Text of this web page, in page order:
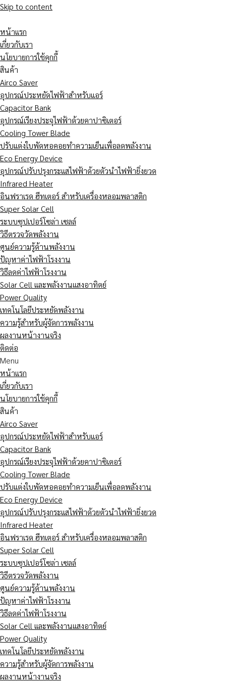
Skip to content
หน้าแรก
เกี่ยวกับเรา
นโยบายการใช้คุกกี้
สินค้า
Airco Saver
อุปกรณ์ประหยัดไฟฟ้าสำหรับแอร์
Capacitor Bank
อุปกรณ์เรียงประจุไฟฟ้าด้วยคาปาซิเตอร์
Cooling Tower Blade
ปรับแต่งใบพัดหอคอยทำความเย็นเพื่อลดพลังงาน
Eco Energy Device
อุปกรณ์ปรับปรุงกระแสไฟฟ้าด้วยตัวนำไฟฟ้ายิ่งยวด
Infrared Heater
อินฟราเรด ฮีทเตอร์ สำหรับเครื่องหลอมพลาสติก
Super Solar Cell
ระบบซุปเปอร์โซล่า เซลล์
วิธีตรวจวัดพลังงาน
ศูนย์ความรู้ด้านพลังงาน
ปัญหาค่าไฟฟ้าโรงงาน
วิธีลดค่าไฟฟ้าโรงงาน
Solar Cell และพลังงานแสงอาทิตย์
Power Quality
เทคโนโลยีประหยัดพลังงาน
ความรู้สำหรับผู้จัดการพลังงาน
ผลงานหน้างานจริง
ติดต่อ
Menu
หน้าแรก
เกี่ยวกับเรา
นโยบายการใช้คุกกี้
สินค้า
Airco Saver
อุปกรณ์ประหยัดไฟฟ้าสำหรับแอร์
Capacitor Bank
อุปกรณ์เรียงประจุไฟฟ้าด้วยคาปาซิเตอร์
Cooling Tower Blade
ปรับแต่งใบพัดหอคอยทำความเย็นเพื่อลดพลังงาน
Eco Energy Device
อุปกรณ์ปรับปรุงกระแสไฟฟ้าด้วยตัวนำไฟฟ้ายิ่งยวด
Infrared Heater
อินฟราเรด ฮีทเตอร์ สำหรับเครื่องหลอมพลาสติก
Super Solar Cell
ระบบซุปเปอร์โซล่า เซลล์
วิธีตรวจวัดพลังงาน
ศูนย์ความรู้ด้านพลังงาน
ปัญหาค่าไฟฟ้าโรงงาน
วิธีลดค่าไฟฟ้าโรงงาน
Solar Cell และพลังงานแสงอาทิตย์
Power Quality
เทคโนโลยีประหยัดพลังงาน
ความรู้สำหรับผู้จัดการพลังงาน
ผลงานหน้างานจริง